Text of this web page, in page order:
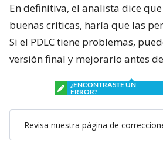
En definitiva, el analista dice que
buenas críticas, haría que las
Si el PDLC tiene problemas,
versión final y mejorarlo antes
¿ENCONTRASTE UN
ERROR?
Revisa nuestra página de